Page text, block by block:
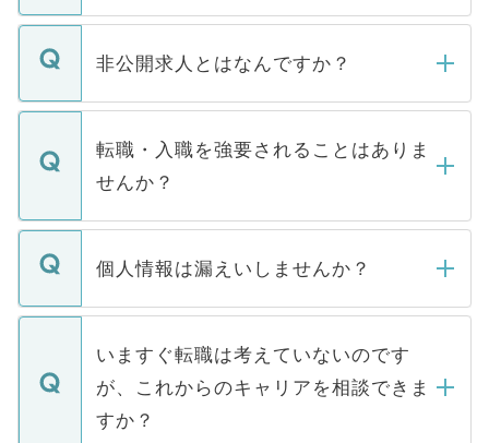
ご登録いただきましたら、弊社担当者がご
登録内容を確認し、その後メールもしくは
ます。通常、5営業日以内にはご連絡をせて
いただきますので、しばらくお待ちくださ
い。
非公開求人とはなんですか？
マイナビDOCTORで取り扱っている求人の
うち約3割は、Webサイトからご覧いただ
けない「非公開求人」です。非公開求人は
下記の理由によって、一般には公開してい
ません。
■応募殺到を避けるため 人気のある医療機
関を公にしてしまうと、応募が殺到する場
に、医療機関が求める条件に合った人材の
みを人材紹介会社に依頼するケースが増え
ています。
転職・入職を強要されることはありま
せんか？
転職・入職を強要することは一切ありませ
ん。また、仮に応募先から内定をいただい
定を承諾する必要はありません。内定先へ
の辞退の連絡はキャリアパートナーが行い
ますので、ご安心ください。
個人情報は漏えいしませんか？
個人情報が漏えいすることはありませんの
で、ご安心ください。当サイトからの登録
などで収集したご登録者様の個人情報は、
ご本人のキャリアアップおよび転職活動の
支援を目的に使用いたします。お預かりし
いますぐ転職は考えていないのです
が、これからのキャリアを相談できま
すか？